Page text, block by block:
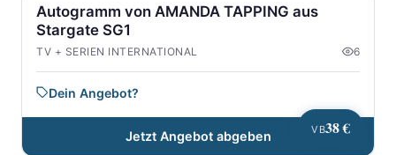
VB38 €
Autogramm von AMANDA TAPPING aus
Stargate SG1
TV + SERIEN INTERNATIONAL 6
Dein Angebot?
Jetzt Angebot abgeben